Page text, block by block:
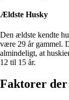
Ældste Husky
Den ældste kendte
være 29 år gammel.
almindeligt, at
12 til 15 år.
Faktorer